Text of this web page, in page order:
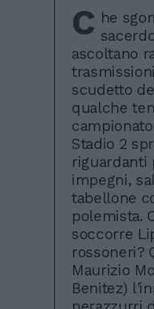
C he
ascoltano
scudetto
qualche
Stadio 2
riguardanti
impegni,
tabellone
polemista.
soccorre
rossoneri?
Maurizio
Benitez)